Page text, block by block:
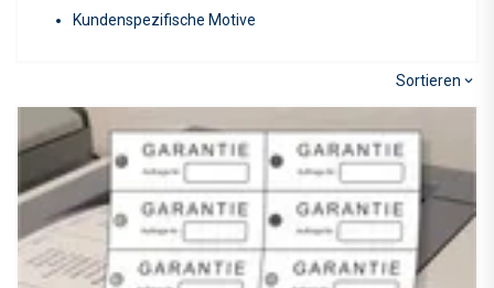
Kundenspezifische Motive
Sortieren